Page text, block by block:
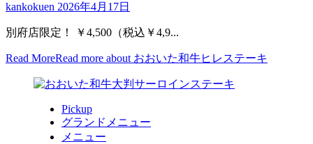
kankokuen 2026年4月17日
別府店限定！ ￥4,500（税込￥4,9...
Read MoreRead more about おおいた和牛ヒレステーキ
Pickup
グランドメニュー
メニュー